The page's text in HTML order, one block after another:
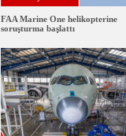
FAA Marine One helikopterine
soruşturma başlattı